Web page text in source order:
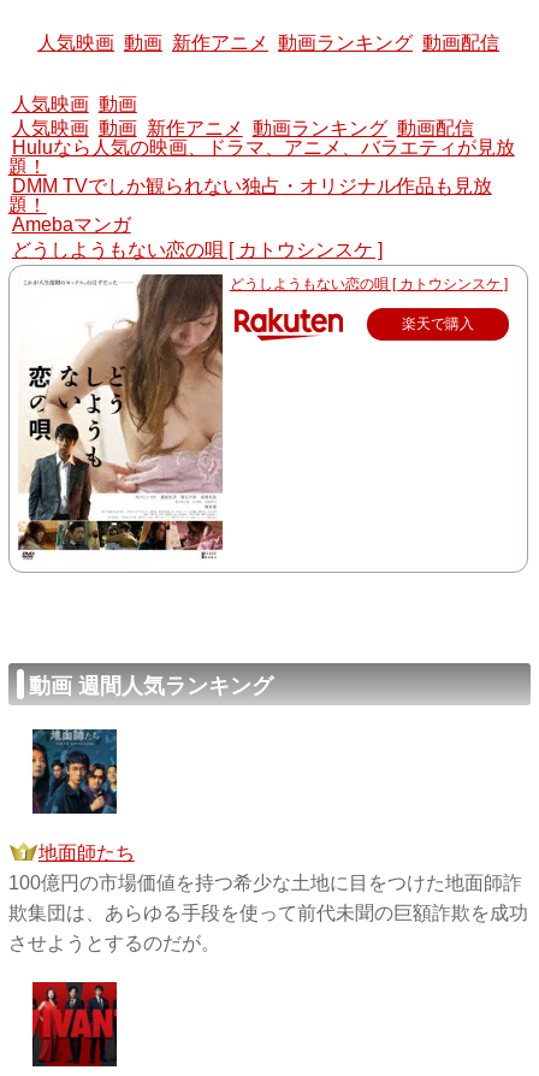
人気映画 動画 新作アニメ 動画ランキング 動画配信
人気映画 動画
人気映画 動画 新作アニメ 動画ランキング 動画配信
Huluなら人気の映画、ドラマ、アニメ、バラエティが見放
題！
DMM TVでしか観られない独占・オリジナル作品も見放
題！
Amebaマンガ
どうしようもない恋の唄 [ カトウシンスケ ]
どうしようもない恋の唄 [ カトウシンスケ ]
楽天で購入
動画 週間人気ランキング
地面師たち
100億円の市場価値を持つ希少な土地に目をつけた地面師詐
欺集団は、あらゆる手段を使って前代未聞の巨額詐欺を成功
させようとするのだが。